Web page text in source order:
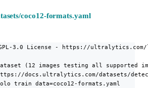
coco12-formats.yaml
3.0 License - https://ultralytics.com/
dataset (12 images testing all supported
docs.ultralytics.com/datasets/
train data=coco12-formats.yaml